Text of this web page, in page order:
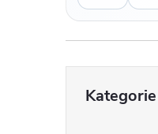
a
n
kategorie
Kategorie